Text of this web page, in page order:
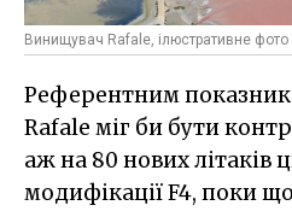
Винищувач Rafale, ілюстративне фото
Референтним
Rafale міг би бути
аж на 80 нових літаків
модифікації F4, поки